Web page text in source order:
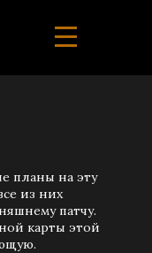
планы на эту
из них
патчу.
карты этой